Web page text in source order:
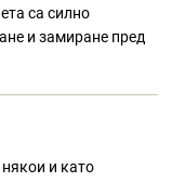
са силно
и замиране пред
и като